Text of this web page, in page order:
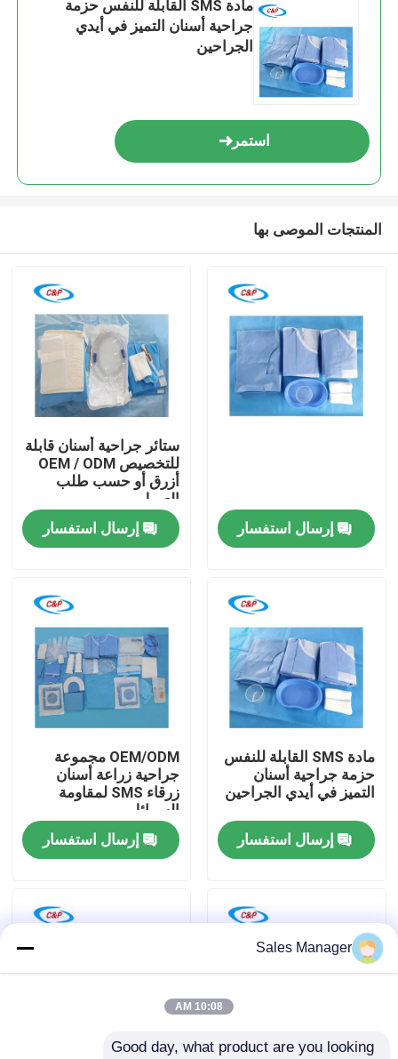
المنزل
فيديوهات
برنامج VR
حولنا
جولة في المصنع
اتصل بنا
القضايا
مادة SMS القابلة للنفس حزمة
جراحية أسنان التميز في أيدي
الجراحين
استمر
المنتجات الموصى بها
إرسال استفسار
ستائر جراحية أسنان قابلة
للتخصيص OEM / ODM
أزرق أو حسب طلب
العميل
إرسال استفسار
مادة SMS القابلة للنفس
حزمة جراحية أسنان
التميز في أيدي الجراحين
إرسال استفسار
OEM/ODM مجموعة
جراحية زراعة أسنان
زرقاء SMS لمقاومة
السوائل
إرسال استفسار
Sales Manager
10:08 AM
Good day, what product are you looking